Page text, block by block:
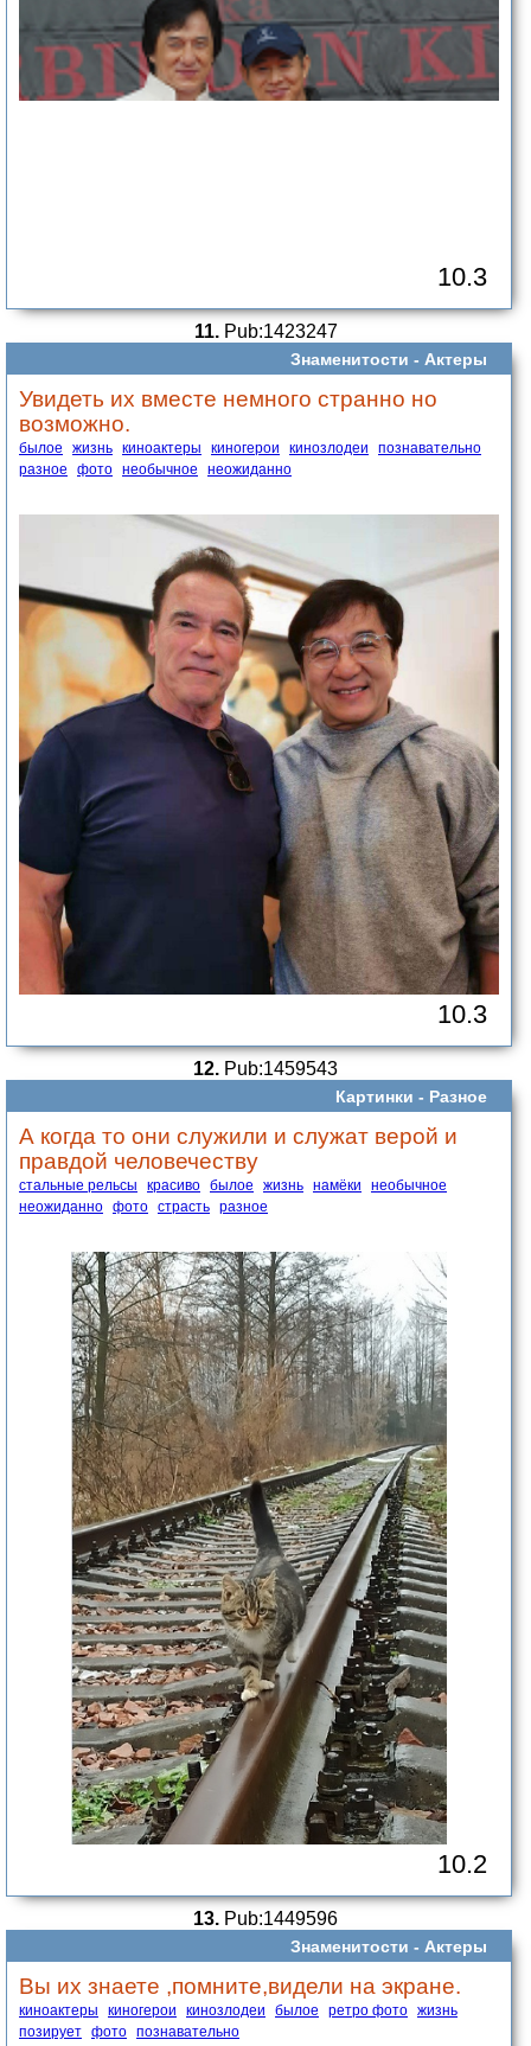
10.3
11.Pub:1423247
Знаменитости - Актеры
Увидеть их вместе немного странно но
возможно.
былое жизнь киноактеры киногерои кинозлодеи
познавательно
разное
фото необычное неожиданно
10.3
12. Pub:1459543
Картинки - Разное
А когда то они служили и служат верой и
правдой человечеству
стальные рельсы красиво былое жизнь намёки
необычное
неожиданно фото страсть разное
10.2
13. Pub:1449596
Знаменитости - Актеры
Вы их знаете ,помните,видели на экране.
киноактеры киногерои кинозлодеи былое ретро фото жизнь
позирует фото познавательно